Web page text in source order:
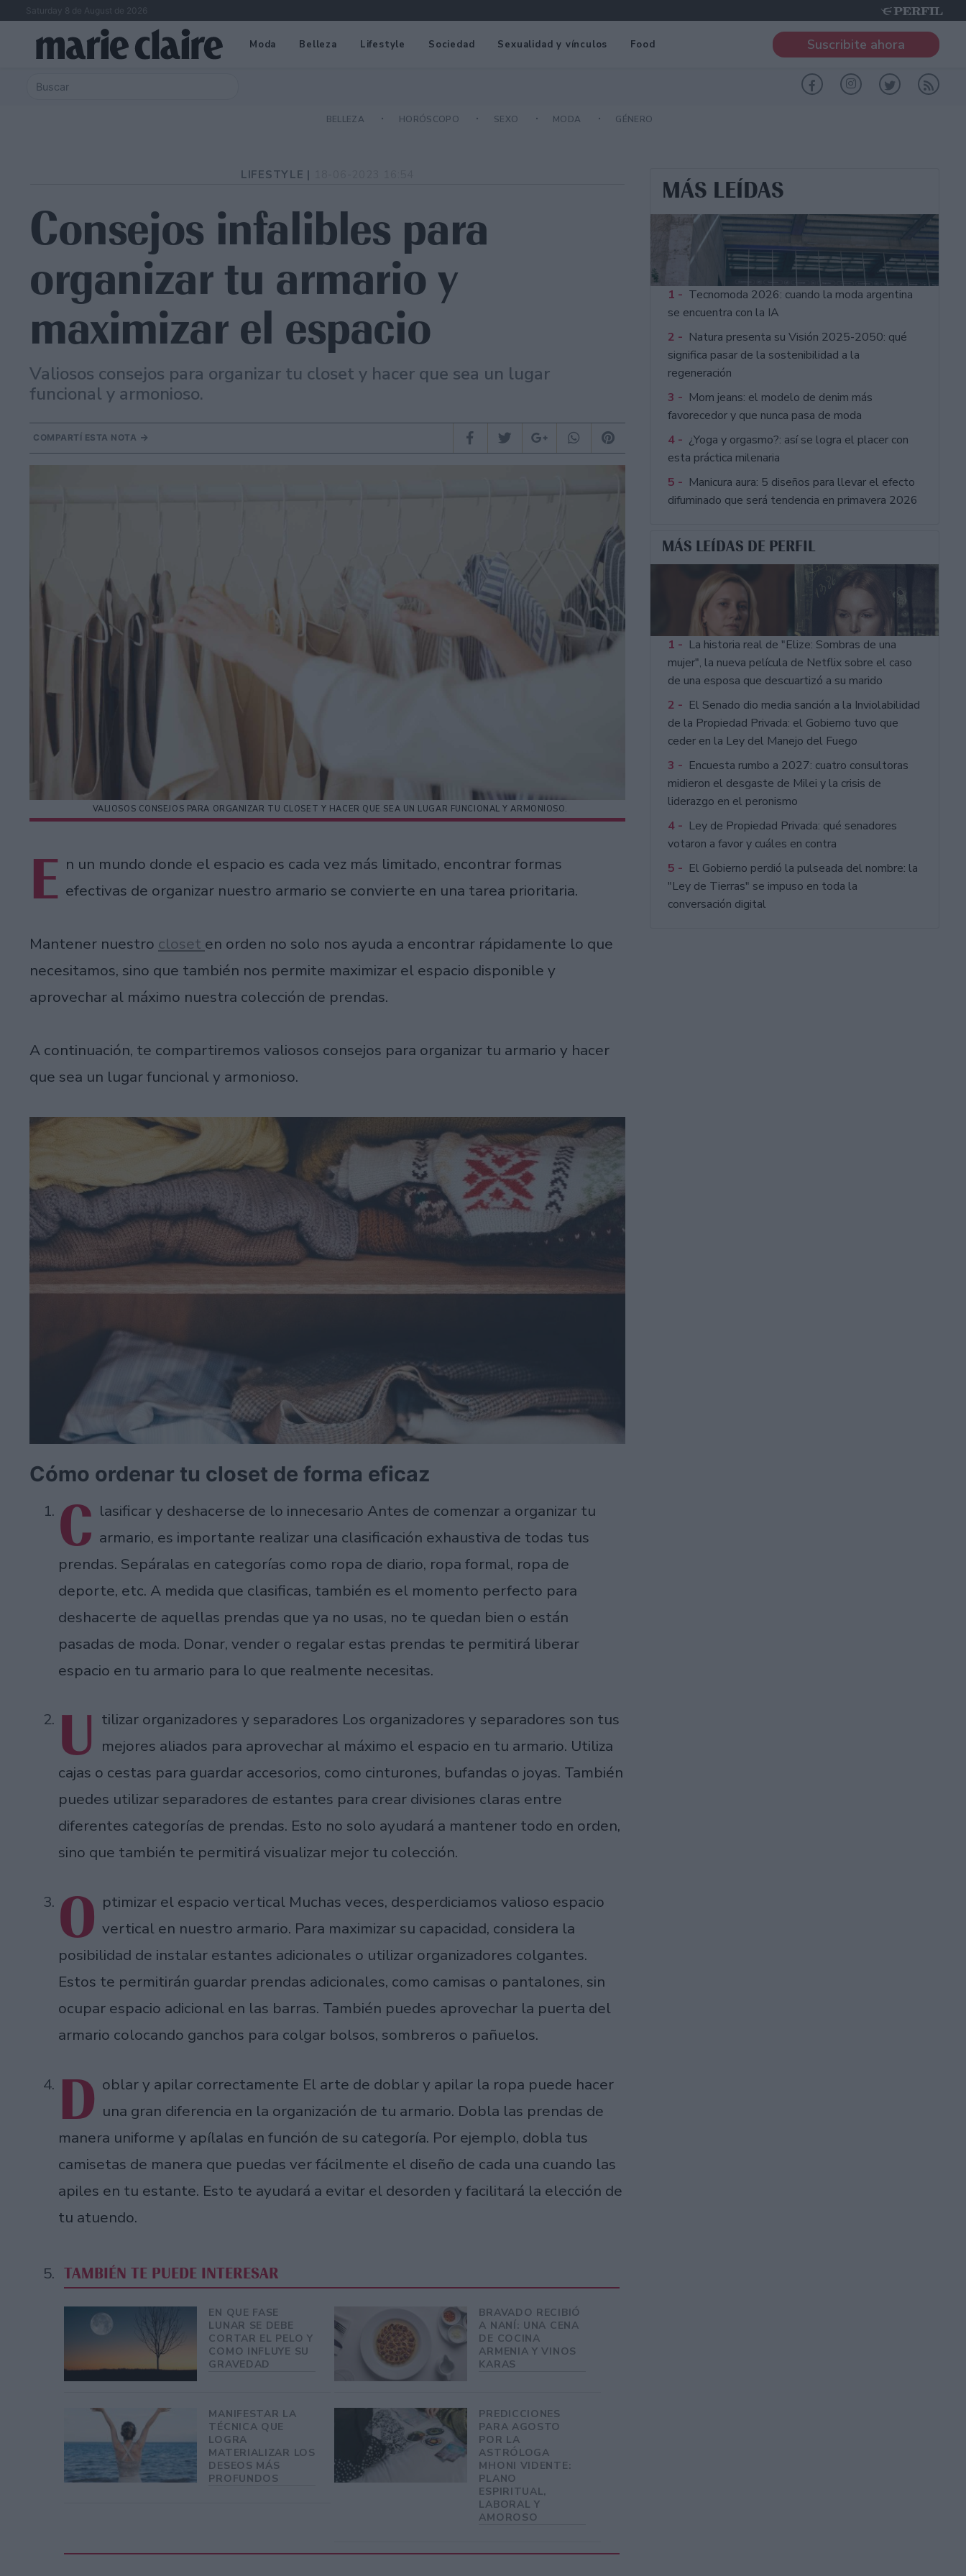
Saturday 8 de August de 2026
Moda Belleza Lifestyle Sociedad Sexualidad y vínculos Food Suscribite ahora
BELLEZA HORÓSCOPO SEXO MODA GÉNERO
LIFESTYLE |
Consejos infalibles para
organizar tu armario y
maximizar el espacio
Valiosos consejos para organizar tu closet y hacer que sea un lugar
funcional y armonioso.
COMPARTÍ ESTA NOTA
VALIOSOS CONSEJOS PARA ORGANIZAR TU CLOSET Y HACER QUE SEA UN LUGAR FUNCIONAL Y ARMONIOSO.
E n un mundo donde el espacio es cada vez más limitado, encontrar formas
efectivas de organizar nuestro armario se convierte en una tarea prioritaria.
Mantener nuestro closet en orden no solo nos ayuda a encontrar rápidamente lo que
necesitamos, sino que también nos permite maximizar el espacio disponible y
aprovechar al máximo nuestra colección de prendas.
A continuación, te compartiremos valiosos consejos para organizar tu armario y hacer
que sea un lugar funcional y armonioso.
Cómo ordenar tu closet de forma eficaz
C lasificar y deshacerse de lo innecesario Antes de comenzar a organizar tu
armario, es importante realizar una clasificación exhaustiva de todas tus
prendas. Sepáralas en categorías como ropa de diario, ropa formal, ropa de
deporte, etc. A medida que clasificas, también es el momento perfecto para
deshacerte de aquellas prendas que ya no usas, no te quedan bien o están
pasadas de moda. Donar, vender o regalar estas prendas te permitirá liberar
espacio en tu armario para lo que realmente necesitas.
U tilizar organizadores y separadores Los organizadores y separadores son tus
mejores aliados para aprovechar al máximo el espacio en tu armario. Utiliza
cajas o cestas para guardar accesorios, como cinturones, bufandas o joyas. También
puedes utilizar separadores de estantes para crear divisiones claras entre
diferentes categorías de prendas. Esto no solo ayudará a mantener todo en orden,
sino que también te permitirá visualizar mejor tu colección.
O ptimizar el espacio vertical Muchas veces, desperdiciamos valioso espacio
vertical en nuestro armario. Para maximizar su capacidad, considera la
posibilidad de instalar estantes adicionales o utilizar organizadores colgantes.
Estos te permitirán guardar prendas adicionales, como camisas o pantalones, sin
ocupar espacio adicional en las barras. También puedes aprovechar la puerta del
armario colocando ganchos para colgar bolsos, sombreros o pañuelos.
D oblar y apilar correctamente El arte de doblar y apilar la ropa puede hacer
una gran diferencia en la organización de tu armario. Dobla las prendas de
manera uniforme y apílalas en función de su categoría. Por ejemplo, dobla tus
camisetas de manera que puedas ver fácilmente el diseño de cada una cuando las
apiles en tu estante. Esto te ayudará a evitar el desorden y facilitará la elección de
tu atuendo.
TAMBIÉN TE PUEDE INTERESAR
EN QUE FASE
LUNAR SE DEBE
CORTAR EL PELO Y
COMO INFLUYE SU
GRAVEDAD
BRAVADO RECIBIÓ
A NANÍ: UNA CENA
DE COCINA
ARMENIA Y VINOS
KARAS
MANIFESTAR LA
TÉCNICA QUE
LOGRA
MATERIALIZAR LOS
DESEOS MÁS
PROFUNDOS
PREDICCIONES
PARA AGOSTO
POR LA
ASTRÓLOGA
MHONI VIDENTE:
PLANO
ESPIRITUAL,
LABORAL Y
AMOROSO
MÁS LEÍDAS
1 - Tecnomoda 2026: cuando la moda argentina
se encuentra con la IA
2 - Natura presenta su Visión 2025-2050: qué
significa pasar de la sostenibilidad a la
regeneración
3 - Mom jeans: el modelo de denim más
favorecedor y que nunca pasa de moda
4 - ¿Yoga y orgasmo?: así se logra el placer con
esta práctica milenaria
5 - Manicura aura: 5 diseños para llevar el efecto
difuminado que será tendencia en primavera 2026
MÁS LEÍDAS DE PERFIL
1 - La historia real de "Elize: Sombras de una
mujer", la nueva película de Netflix sobre el caso
de una esposa que descuartizó a su marido
2 - El Senado dio media sanción a la Inviolabilidad
de la Propiedad Privada: el Gobierno tuvo que
ceder en la Ley del Manejo del Fuego
3 - Encuesta rumbo a 2027: cuatro consultoras
midieron el desgaste de Milei y la crisis de
liderazgo en el peronismo
4 - Ley de Propiedad Privada: qué senadores
votaron a favor y cuáles en contra
5 - El Gobierno perdió la pulseada del nombre: la
"Ley de Tierras" se impuso en toda la
conversación digital